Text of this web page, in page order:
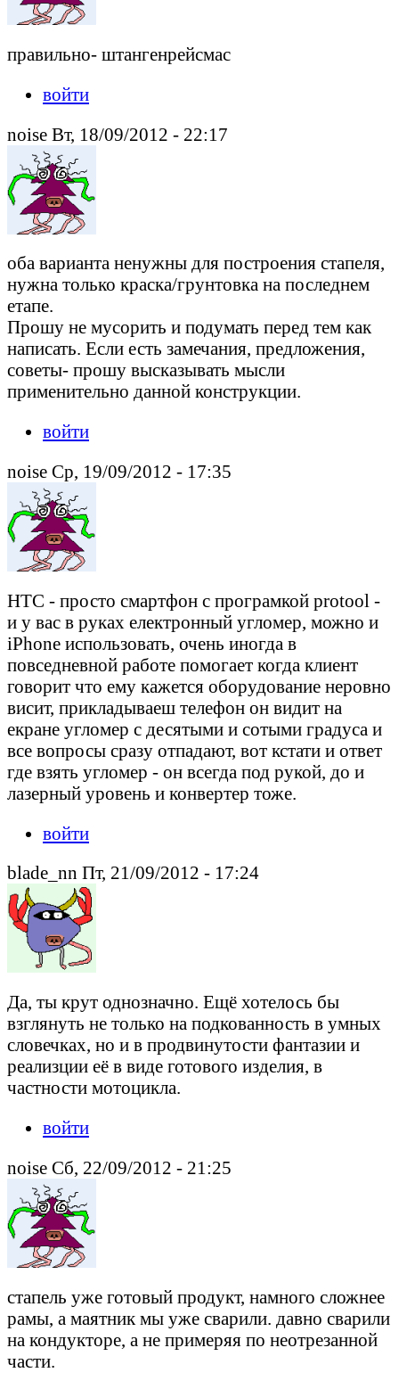
правильно- штангенрейсмас
войти
noise Вт, 18/09/2012 - 22:17
оба варианта ненужны для построения стапеля,
нужна только краска/грунтовка на последнем
етапе.
Прошу не мусорить и подумать перед тем как
написать. Если есть замечания, предложения,
советы- прошу высказывать мысли
применительно данной конструкции.
войти
noise Ср, 19/09/2012 - 17:35
HTC - просто смартфон с програмкой protool -
и у вас в руках електронный угломер, можно и
iPhone использовать, очень иногда в
повседневной работе помогает когда клиент
говорит что ему кажется оборудование неровно
висит, прикладываеш телефон он видит на
екране угломер с десятыми и сотыми градуса и
все вопросы сразу отпадают, вот кстати и ответ
где взять угломер - он всегда под рукой, до и
лазерный уровень и конвертер тоже.
войти
blade_nn Пт, 21/09/2012 - 17:24
Да, ты крут однозначно. Ещё хотелось бы
взглянуть не только на подкованность в умных
словечках, но и в продвинутости фантазии и
реализции её в виде готового изделия, в
частности мотоцикла.
войти
noise Сб, 22/09/2012 - 21:25
стапель уже готовый продукт, намного сложнее
рамы, а маятник мы уже сварили. давно сварили
на кондукторе, а не примеряя по неотрезанной
части.